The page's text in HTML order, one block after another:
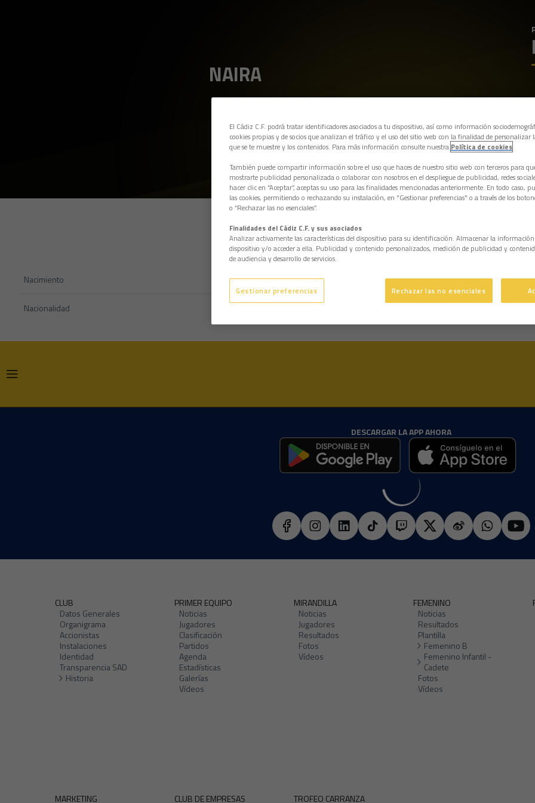
NAIRA
Nacimiento Edad 20 años
Nacionalidad Diestro
DESCARGAR LA APP AHORA
CLUB
Datos Generales
Organigrama
Accionistas
Instalaciones
Identidad
Transparencia SAD
Historia
PRIMER EQUIPO
Noticias
Jugadores
Clasificación
Partidos
Agenda
Estadísticas
Galerías
Vídeos
MIRANDILLA
Noticias
Jugadores
Resultados
Fotos
Vídeos
FEMENINO
Noticias
Resultados
Plantilla
Femenino B
Femenino Infantil -
Cadete
Fotos
Vídeos
MARKETING CLUB DE EMPRESAS TROFEO CARRANZA
El Cádiz C.F. podrá tratar identificadores asociados a tu dispositivo, así como información
cookies propias y de socios que analizan el tráfico y el uso del sitio web con la finalidad de personalizar
que se te muestre y los contenidos. Para más información consulte nuestra Política de cookies
También puede compartir información sobre el uso que haces de nuestro sitio web con terceros para
mostrarte publicidad personalizada o colaborar con nosotros en el despliegue de publicidad, redes
hacer clic en “Aceptar”, aceptas su uso para las finalidades mencionadas anteriormente. En todo caso,
las cookies, permitiendo o rechazando su instalación, en "Gestionar preferencias" o a través de los
o “Rechazar las no esenciales”.
Finalidades del Cádiz C.F. y sus asociados
Analizar activamente las características del dispositivo para su identificación. Almacenar la
dispositivo y/o acceder a ella. Publicidad y contenido personalizados, medición de publicidad y
de audiencia y desarrollo de servicios.
Gestionar preferencias Rechazar las no esenciales